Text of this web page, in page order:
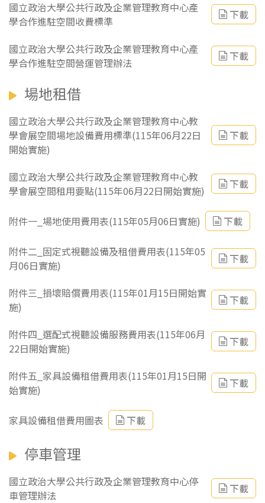
國立政治大學公共行政及企業管理教育中心產
學合作進駐空間收費標準
下載
國立政治大學公共行政及企業管理教育中心產
學合作進駐空間營運管理辦法
下載
場地租借
國立政治大學公共行政及企業管理教育中心教
學會展空間場地設備費用標準(115年06月22日
開始實施)
下載
國立政治大學公共行政及企業管理教育中心教
學會展空間租用要點(115年06月22日開始實施)
下載
附件一_場地使用費用表(115年05月06日實施) 下載
附件二_固定式視聽設備及租借費用表(115年05
月06日實施)
下載
附件三_損壞賠償費用表(115年01月15日開始實
施)
下載
附件四_選配式視聽設備服務費用表(115年06月
22日開始實施)
下載
附件五_家具設備租借費用表(115年01月15日開
始實施)
下載
家具設備租借費用圖表 下載
停車管理
國立政治大學公共行政及企業管理教育中心停
車管理辦法
下載